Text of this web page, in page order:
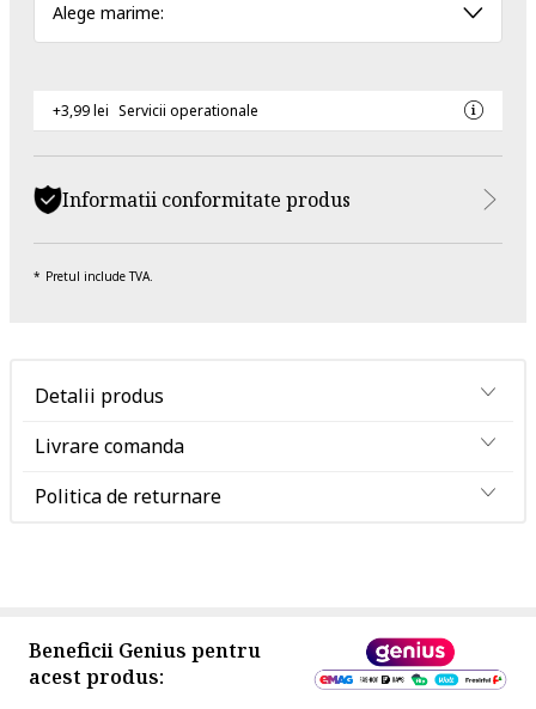
Alege marime:
+3,99 lei Servicii operationale
Informatii conformitate produs
Pretul include TVA.
Detalii produs
Livrare comanda
Politica de returnare
Beneficii Genius pentru
acest produs: